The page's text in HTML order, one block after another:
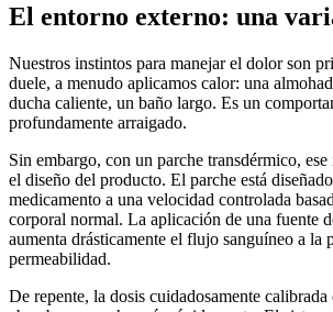
El entorno externo: una
Nuestros instintos para manejar el dolor son
duele, a menudo aplicamos calor: una
ducha caliente, un baño largo. Es un
profundamente arraigado.
Sin embargo, con un parche transdérmico,
el diseño del producto. El parche está
medicamento a una velocidad controlada
corporal normal. La aplicación de una fuente
aumenta drásticamente el flujo sanguíneo a la
permeabilidad.
De repente, la dosis cuidadosamente calibrada